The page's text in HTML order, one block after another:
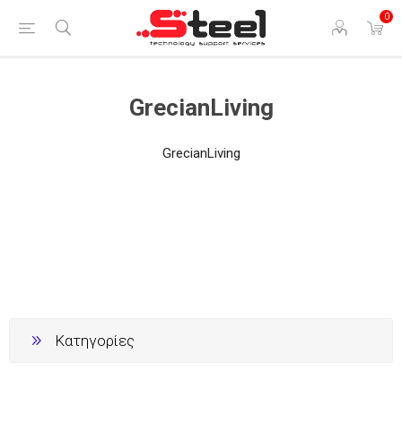
0
GrecianLiving
GrecianLiving
Κατηγορίες